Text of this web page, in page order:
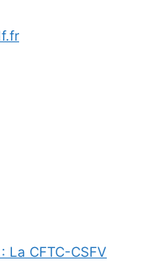
La CFTC-CSFV